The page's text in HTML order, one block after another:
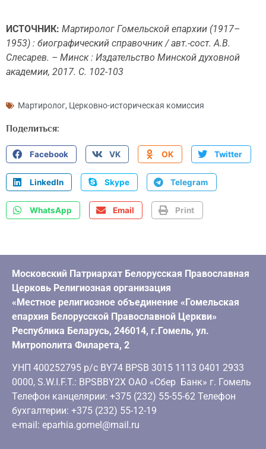
ИСТОЧНИК: Мартиролог Гомельской епархии (1917–
1953) : биографический справочник / авт.-сост. А.В.
Слесарев. – Минск : Издательство Минской духовной
академии, 2017. С. 102-103
Мартиролог, Церковно-историческая комиссия
Поделиться:
Facebook VK OK Twitter
LinkedIn Skype Telegram
WhatsApp Email Print
Московский Патриархат Белорусская Православная
Церковь Религиозная организация
«Местное религиозное объединение «Гомельская
епархия Белорусской Православной Церкви»
Республика Беларусь, 246014, г.Гомель, ул.
Митрополита Филарета, 2
УНП 400252795 р/с BY74 BPSB 3015 1113 0401 2933
0000, S.W.I.F.T.: BPSBBY2X ОАО «Сбер Банк» г. Гомель
Телефон канцелярии: +375 (232) 55-55-62 Телефон
бухгалтерии: +375 (232) 55-12-19
e-mail: eparhia.gomel@mail.ru